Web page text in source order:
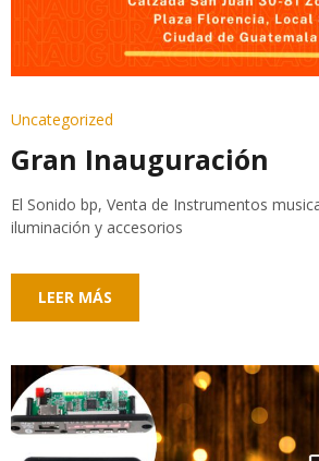
Uncategorized
Gran Inauguración
El Sonido bp, Venta de Instrumentos
iluminación y accesorios
LEER MÁS